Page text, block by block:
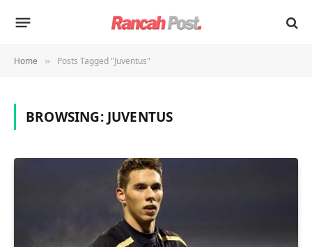
Home » Posts Tagged "Juventus"
BROWSING: JUVENTUS